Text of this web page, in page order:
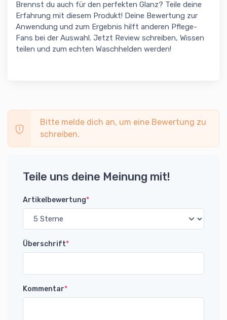
Brennst du auch für den perfekten Glanz? Teile deine
Erfahrung mit diesem Produkt! Deine Bewertung zur
Anwendung und zum Ergebnis hilft anderen Pflege-
Fans bei der Auswahl. Jetzt Review schreiben, Wissen
teilen und zum echten Waschhelden werden!
Bitte melde dich an, um eine Bewertung zu
schreiben.
Teile uns deine Meinung mit!
Artikelbewertung*
Überschrift*
Kommentar*